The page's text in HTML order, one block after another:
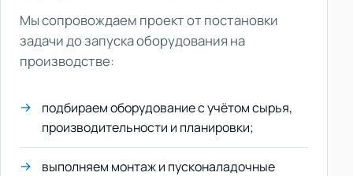
Мы сопровождаем проект от постановки
задачи до запуска оборудования на
производстве:
подбираем оборудование с учётом сырья,
производительности и планировки;
выполняем монтаж и пусконаладочные